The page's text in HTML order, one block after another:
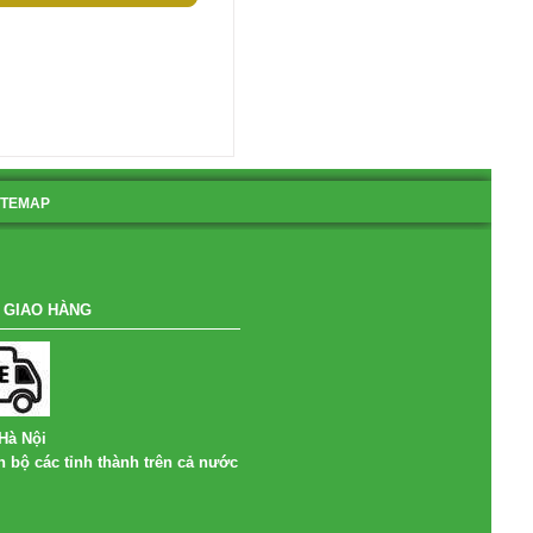
HÀNG
Nội
bộ các tỉnh thành trên cả nước